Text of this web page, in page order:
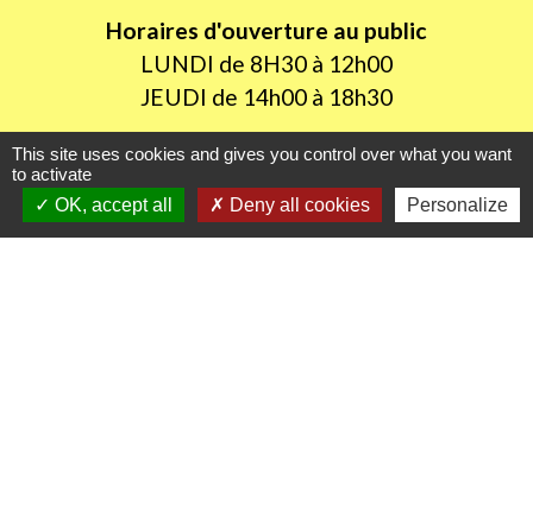
Horaires d'ouverture au public
LUNDI de 8H30 à 12h00
JEUDI de 14h00 à 18h30
Liens utiles
This site uses cookies and gives you control over what you want
to activate
OK, accept all
Deny all cookies Personalize